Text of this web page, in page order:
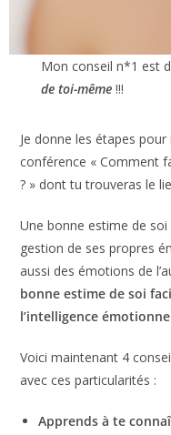
Mon conseil n*1 est
estime de toi-même
!!!
Je donne les étapes pour
conférence « Comment
Une bonne estime de soi
aussi des émotions de